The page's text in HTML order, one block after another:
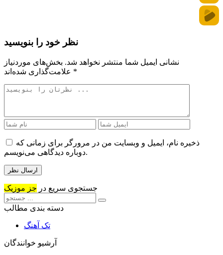
نظر خود را بنویسید
نشانی ایمیل شما منتشر نخواهد شد. بخش‌های موردنیاز
*
ذخیره نام، ایمیل و وبسایت من در مرورگر برای زمانی که
دوباره دیدگاهی می‌نویسم.
جستجوی سریع در جز موزیک
دسته بندی مطالب
تک آهنگ
آرشیو خوانندگان